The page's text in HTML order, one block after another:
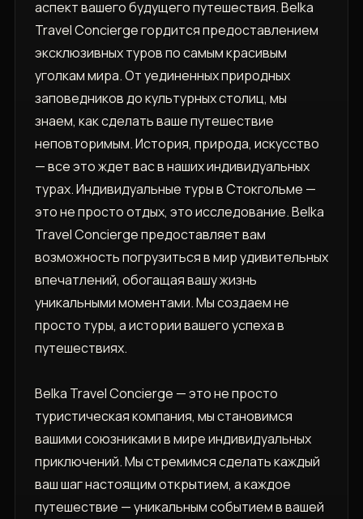
аспект вашего будущего путешествия. Belka
Travel Concierge гордится предоставлением
эксклюзивных туров по самым красивым
уголкам мира. От уединенных природных
заповедников до культурных столиц, мы
знаем, как сделать ваше путешествие
неповторимым. История, природа, искусство
— все это ждет вас в наших индивидуальных
турах. Индивидуальные туры в Стокгольме —
это не просто отдых, это исследование. Belka
Travel Concierge предоставляет вам
возможность погрузиться в мир удивительных
впечатлений, обогащая вашу жизнь
уникальными моментами. Мы создаем не
просто туры, а истории вашего успеха в
путешествиях.
Belka Travel Concierge — это не просто
туристическая компания, мы становимся
вашими союзниками в мире индивидуальных
приключений. Мы стремимся сделать каждый
ваш шаг настоящим открытием, а каждое
путешествие — уникальным событием в вашей